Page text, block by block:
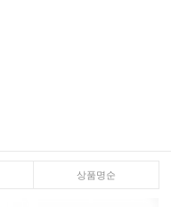
상품명순